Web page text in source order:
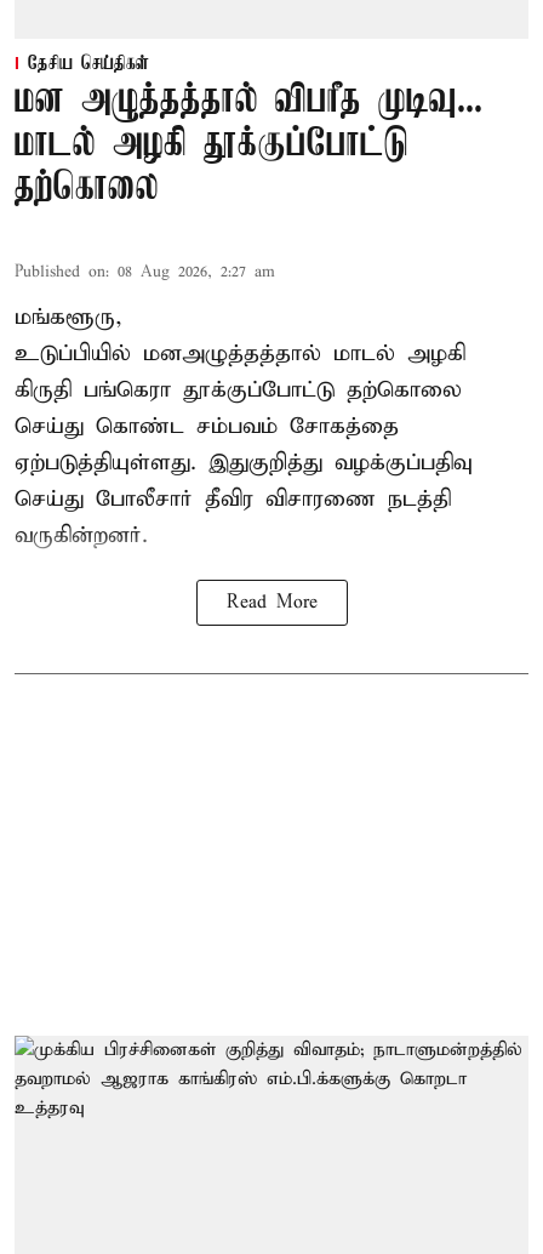
தேசிய செய்திகள்
மன அழுத்தத்தால் விபரீத முடிவு...
மாடல் அழகி தூக்குப்போட்டு
தற்கொலை
Published on: 08 Aug 2026, 2:27 am
மங்களூரு,
உடுப்பியில் மனஅழுத்தத்தால் மாடல் அழகி
கிருதி பங்கெரா தூக்குப்போட்டு தற்கொலை
செய்து கொண்ட சம்பவம் சோகத்தை
ஏற்படுத்தியுள்ளது. இதுகுறித்து வழக்குப்பதிவு
செய்து போலீசார் தீவிர விசாரணை நடத்தி
வருகின்றனர்.
Read More